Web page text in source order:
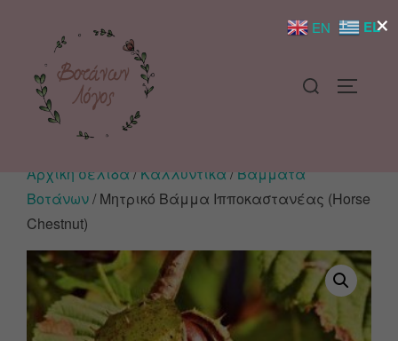
Αρχική σελίδα / Καλλυντικά / Βάμματα
Βοτάνων/ Μητρικό Βάμμα Ιπποκαστανέας (Horse
Chestnut)
×
EN EL